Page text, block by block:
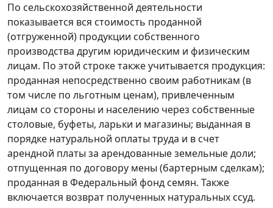
По сельскохозяйственной деятельности
показывается вся стоимость проданной
(отгруженной) продукции собственного
производства другим юридическим и физическим
лицам. По этой строке также учитывается продукция:
проданная непосредственно своим работникам (в
том числе по льготным ценам), привлеченным
лицам со стороны и населению через собственные
столовые, буфеты, ларьки и магазины; выданная в
порядке натуральной оплаты труда и в счет
арендной платы за арендованные земельные доли;
отпущенная по договору мены (бартерным сделкам);
проданная в Федеральный фонд семян. Также
включается возврат полученных натуральных ссуд.